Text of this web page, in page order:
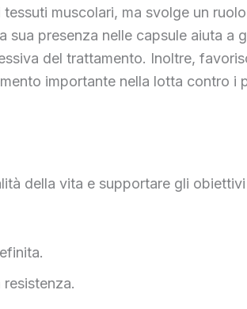
muscolari, ma svolge un
presenza nelle capsule aiuta a
del trattamento. Inoltre,
importante nella lotta contro i
della vita e supportare gli